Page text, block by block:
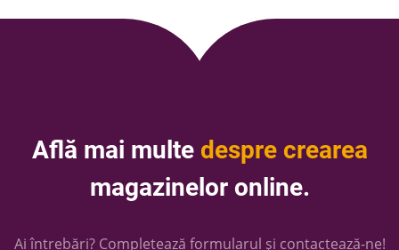
Află mai multe despre crearea
magazinelor online.
Ai întrebări? Completează formularul și contactează-ne!